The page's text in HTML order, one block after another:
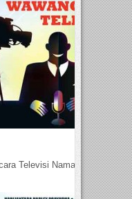
Televisi Nama